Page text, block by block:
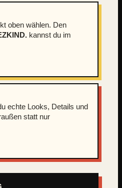
oben wählen. Den
kannst du im
echte Looks, Details und
statt nur